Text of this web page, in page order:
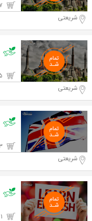
شریعتی
شریعتی
شریعتی